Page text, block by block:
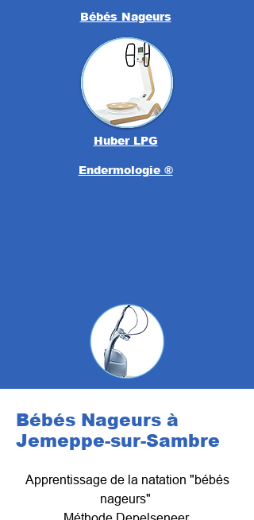
Bébés Nageurs
Huber LPG
Endermologie ®
Bébés Nageurs à
Jemeppe-sur-Sambre
Apprentissage de la natation "bébés
nageurs"